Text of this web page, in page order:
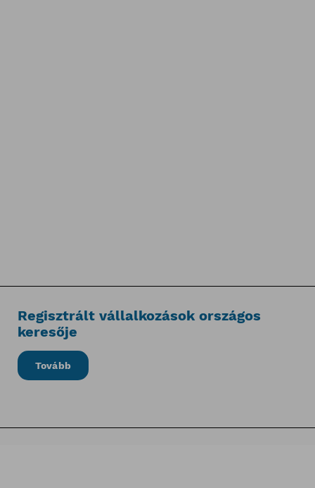
Regisztrált vállalkozások országos
keresője
Tovább